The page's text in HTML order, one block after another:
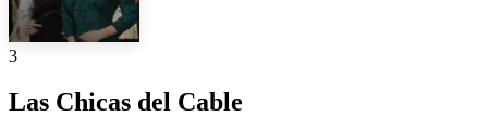
3
Las Chicas del Cable